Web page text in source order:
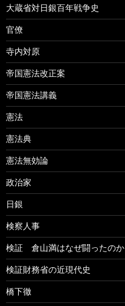
大蔵省対日銀百年戦争史
官僚
寺内対原
帝国憲法改正案
帝国憲法講義
憲法
憲法典
憲法無効論
政治家
日銀
検察人事
検証 倉山満はなぜ闘ったのか
検証財務省の近現代史
橋下徹